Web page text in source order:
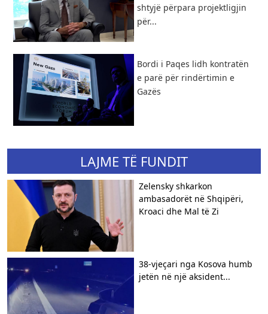
shtyjë përpara projektligjin
për...
Bordi i Paqes lidh kontratën
e parë për rindërtimin e
Gazës
LAJME TË FUNDIT
Zelensky shkarkon
ambasadorët në Shqipëri,
Kroaci dhe Mal të Zi
38-vjeçari nga Kosova humb
jetën në një aksident...